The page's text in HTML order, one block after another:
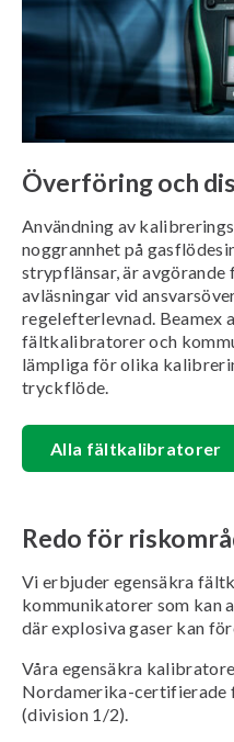
Överföring och
Användning av
noggrannhet på
strypflänsar, är
avläsningar vid
regelefterlevnad. Beamex
fältkalibratorer och
lämpliga för olika
tryckflöde.
Alla fältkalibratorer
Redo för
Vi erbjuder egensäkra
kommunikatorer som kan
där explosiva gaser kan
Våra egensäkra
Nordamerika-certifierade
(division 1/2).